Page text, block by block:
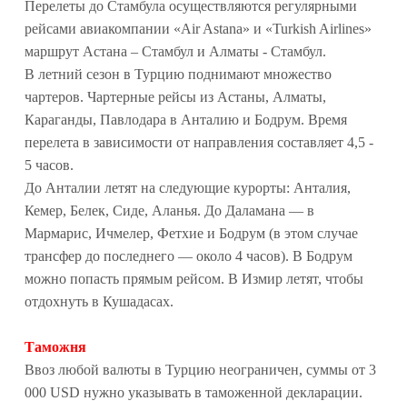
Перелеты до Стамбула осуществляются регулярными
рейсами авиакомпании «Air Astana» и «Turkish Airlines»
маршрут Астана – Стамбул и Алматы - Стамбул.
В летний сезон в Турцию поднимают множество
чартеров. Чартерные рейсы из Астаны, Алматы,
Караганды, Павлодара в Анталию и Бодрум. Время
перелета в зависимости от направления составляет 4,5 -
5 часов.
До Анталии летят на следующие курорты: Анталия,
Кемер, Белек, Сиде, Аланья. До Даламана — в
Мармарис, Ичмелер, Фетхие и Бодрум (в этом случае
трансфер до последнего — около 4 часов). В Бодрум
можно попасть прямым рейсом. В Измир летят, чтобы
отдохнуть в Кушадасах.
Таможня
Ввоз любой валюты в Турцию неограничен, суммы от 3
000 USD нужно указывать в таможенной декларации.